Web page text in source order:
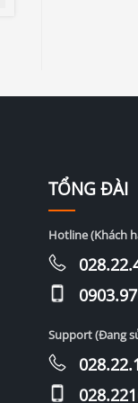
TỔNG ĐÀI
Hotline (Khách
Support (Đang